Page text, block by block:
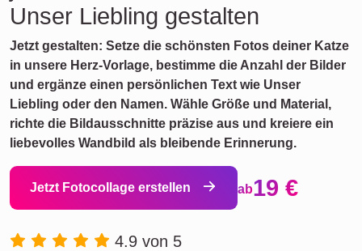
Unser Liebling gestalten
Jetzt gestalten: Setze die schönsten Fotos deiner Katze
in unsere Herz-Vorlage, bestimme die Anzahl der Bilder
und ergänze einen persönlichen Text wie Unser
Liebling oder den Namen. Wähle Größe und Material,
richte die Bildausschnitte präzise aus und kreiere ein
liebevolles Wandbild als bleibende Erinnerung.
Jetzt Fotocollage erstellen ab19 €
4.9 von 5